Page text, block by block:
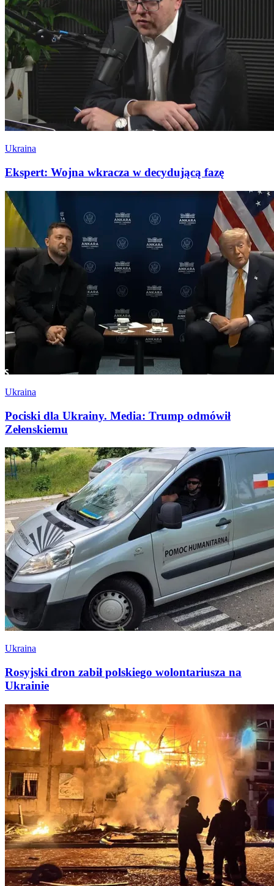
Ukraina
Ekspert: Wojna wkracza w decydującą fazę
Ukraina
Pociski dla Ukrainy. Media: Trump odmówił
Zełenskiemu
Ukraina
Rosyjski dron zabił polskiego wolontariusza na
Ukrainie